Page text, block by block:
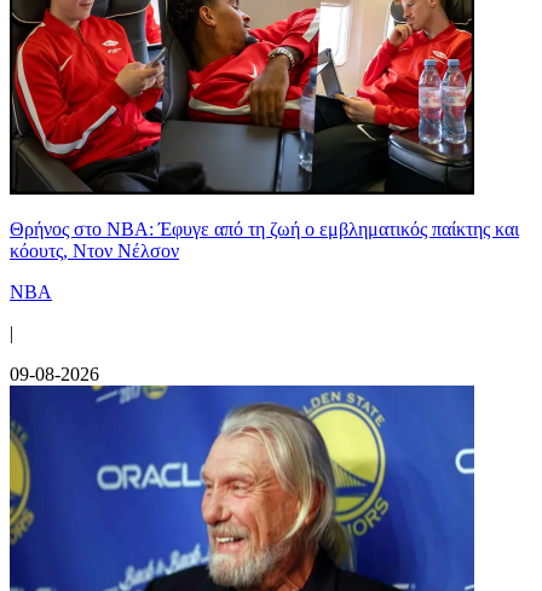
Θρήνος στο NBA: Έφυγε από τη ζωή ο εμβληματικός παίκτης και
κόουτς, Ντον Νέλσον
NBA
|
09-08-2026